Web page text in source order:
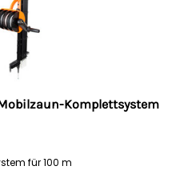
Komplettsystem
für 100 m